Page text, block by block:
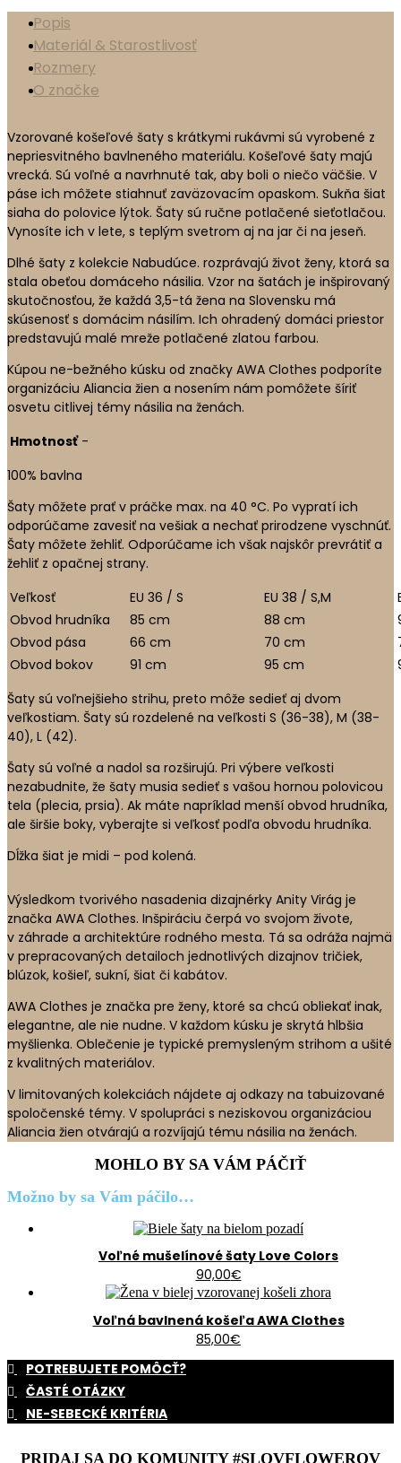
Popis
Materiál & Starostlivosť
Rozmery
O značke
Vzorované košeľové šaty s krátkymi rukávmi sú vyrobené z
nepriesvitného bavlneného materiálu. Košeľové šaty majú
vrecká. Sú voľné a navrhnuté tak, aby boli o niečo väčšie. V
páse ich môžete stiahnuť zaväzovacím opaskom. Sukňa šiat
siaha do polovice lýtok. Šaty sú ručne potlačené sieťotlačou.
Vynosíte ich v lete, s teplým svetrom aj na jar či na jeseň.
Dlhé šaty z kolekcie Nabudúce. rozprávajú život ženy, ktorá sa
stala obeťou domáceho násilia. Vzor na šatách je inšpirovaný
skutočnosťou, že každá 3,5-tá žena na Slovensku má
skúsenosť s domácim násilím. Ich ohradený domáci priestor
predstavujú malé mreže potlačené zlatou farbou.
Kúpou ne-bežného kúsku od značky AWA Clothes podporíte
organizáciu Aliancia žien a nosením nám pomôžete šíriť
osvetu citlivej témy násilia na ženách.
Hmotnosť -
100% bavlna
Šaty môžete prať v práčke max. na 40 °C. Po vypratí ich
odporúčame zavesiť na vešiak a nechať prirodzene vyschnúť.
Šaty môžete žehliť. Odporúčame ich však najskôr prevrátiť a
žehliť z opačnej strany.
Veľkosť
EU 36 / S EU 38 / S,M
Obvod hrudníka
85 cm 88 cm
Obvod pása
66 cm 70 cm
Obvod bokov
91 cm 95 cm
Šaty sú voľnejšieho strihu, preto môže sedieť aj dvom
veľkostiam. Šaty sú rozdelené na veľkosti S (36-38), M (38-
40), L (42).
Šaty sú voľné a nadol sa rozširujú. Pri výbere veľkosti
nezabudnite, že šaty musia sedieť s vašou hornou polovicou
tela (plecia, prsia). Ak máte napríklad menší obvod hrudníka,
ale širšie boky, vyberajte si veľkosť podľa obvodu hrudníka.
Dĺžka šiat je midi – pod kolená.
Výsledkom tvorivého nasadenia dizajnérky Anity Virág je
značka AWA Clothes. Inšpiráciu čerpá vo svojom živote,
v záhrade a architektúre rodného mesta. Tá sa odráža najmä
v prepracovaných detailoch jednotlivých dizajnov tričiek,
blúzok, košieľ, sukní, šiat či kabátov.
AWA Clothes je značka pre ženy, ktoré sa chcú obliekať inak,
elegantne, ale nie nudne. V každom kúsku je skrytá hlbšia
myšlienka. Oblečenie je typické premysleným strihom a ušité
z kvalitných materiálov.
V limitovaných kolekciách nájdete aj odkazy na tabuizované
spoločenské témy. V spolupráci s neziskovou organizáciou
Aliancia žien otvárajú a rozvíjajú tému násilia na ženách.
MOHLO BY SA VÁM PÁČIŤ
Možno by sa Vám páčilo…
Voľné mušelínové šaty Love Colors
90,00€
Voľná bavlnená košeľa AWA Clothes
85,00€
POTREBUJETE POMÔCŤ?
ČASTÉ OTÁZKY
NE-SEBECKÉ KRITÉRIA
PRIDAJ SA DO KOMUNITY #SLOVFLOWEROV